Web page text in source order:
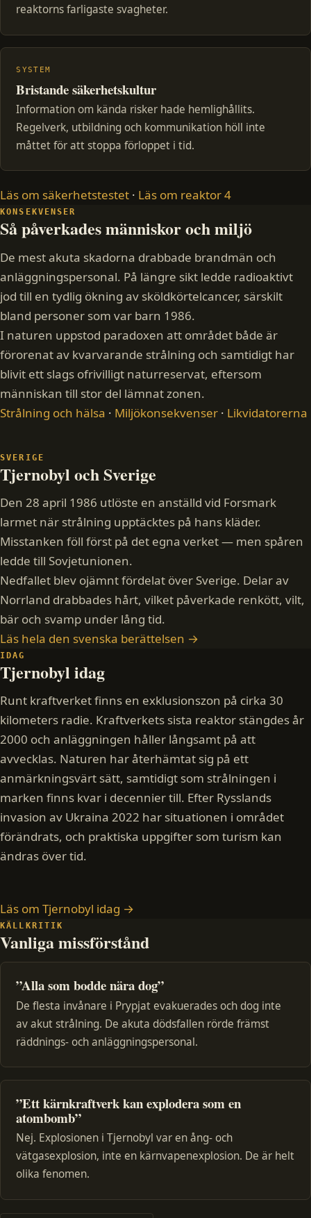
reaktorns farligaste svagheter.
SYSTEM
Bristande säkerhetskultur
Information om kända risker hade hemlighållits.
Regelverk, utbildning och kommunikation höll inte
måttet för att stoppa förloppet i tid.
Läs om säkerhetstestet · Läs om reaktor 4
KONSEKVENSER
Så påverkades människor och miljö
De mest akuta skadorna drabbade brandmän och
anläggningspersonal. På längre sikt ledde radioaktivt
jod till en tydlig ökning av sköldkörtelcancer, särskilt
bland personer som var barn 1986.
I naturen uppstod paradoxen att området både är
förorenat av kvarvarande strålning och samtidigt har
blivit ett slags ofrivilligt naturreservat, eftersom
människan till stor del lämnat zonen.
Strålning och hälsa · Miljökonsekvenser · Likvidatorerna
SVERIGE
Tjernobyl och Sverige
Den 28 april 1986 utlöste en anställd vid Forsmark
larmet när strålning upptäcktes på hans kläder.
Misstanken föll först på det egna verket — men spåren
ledde till Sovjetunionen.
Nedfallet blev ojämnt fördelat över Sverige. Delar av
Norrland drabbades hårt, vilket påverkade renkött, vilt,
bär och svamp under lång tid.
Läs hela den svenska berättelsen →
IDAG
Tjernobyl idag
Runt kraftverket finns en exklusionszon på cirka 30
kilometers radie. Kraftverkets sista reaktor stängdes år
2000 och anläggningen håller långsamt på att
avvecklas. Naturen har återhämtat sig på ett
anmärkningsvärt sätt, samtidigt som strålningen i
marken finns kvar i decennier till. Efter Rysslands
invasion av Ukraina 2022 har situationen i området
förändrats, och praktiska uppgifter som turism kan
ändras över tid.
Läs om Tjernobyl idag →
KÄLLKRITIK
Vanliga missförstånd
”Alla som bodde nära dog”
De flesta invånare i Prypjat evakuerades och dog inte
av akut strålning. De akuta dödsfallen rörde främst
räddnings- och anläggningspersonal.
”Ett kärnkraftverk kan explodera som en
atombomb”
Nej. Explosionen i Tjernobyl var en ång- och
vätgasexplosion, inte en kärnvapenexplosion. De är helt
olika fenomen.